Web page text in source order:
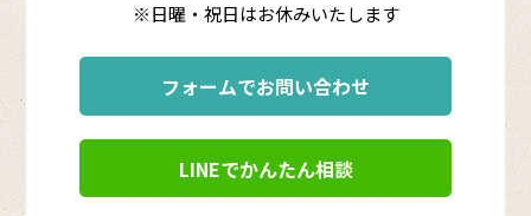
※日曜・祝日はお休みいたします
フォームでお問い合わせ
LINEでかんたん相談